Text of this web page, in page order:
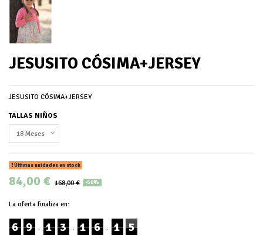
JESUSITO CÓSIMA+JERSEY
JESUSITO CÓSIMA+JERSEY
TALLAS NIÑOS
Últimas unidades en stock
84,00 € 168,00 € -50%
La oferta finaliza en:
6 9 : 1 3 : 1 6 : 1 5